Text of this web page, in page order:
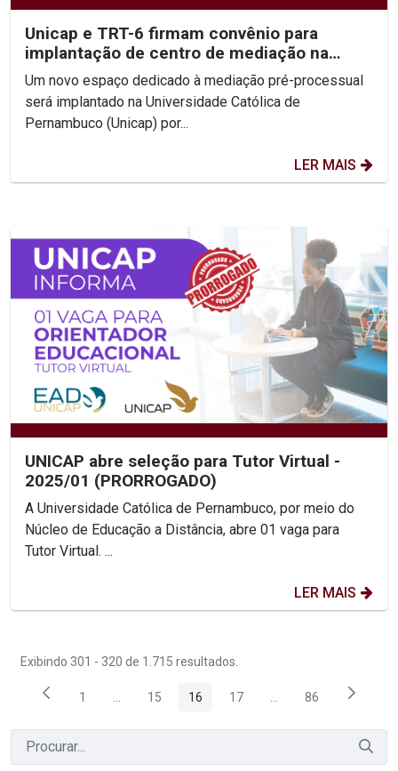
Unicap e TRT-6 firmam convênio para
implantação de centro de mediação na
Escola do Consenso
Um novo espaço dedicado à mediação pré-processual
será implantado na Universidade Católica de
Pernambuco (Unicap) por...
LER MAIS
UNICAP abre seleção para Tutor Virtual -
2025/01 (PRORROGADO)
A Universidade Católica de Pernambuco, por meio do
Núcleo de Educação a Distância, abre 01 vaga para
Tutor Virtual. ...
LER MAIS
Exibindo 301 - 320 de 1.715 resultados.
Página
1 Páginas intermediárias Usar ABA para navegar.
Página
15 Página
16 Página
17 PáginasPágina
86